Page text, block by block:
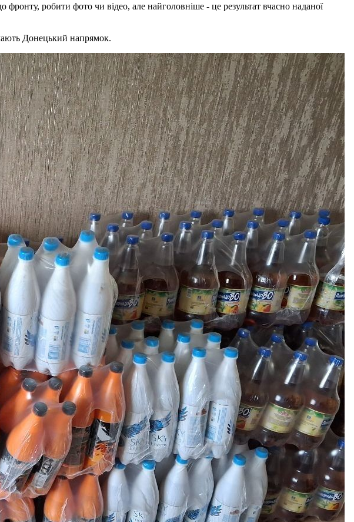
робити фото чи відео, але найголовніше - це результат вчасно наданої
Донецький напрямок.